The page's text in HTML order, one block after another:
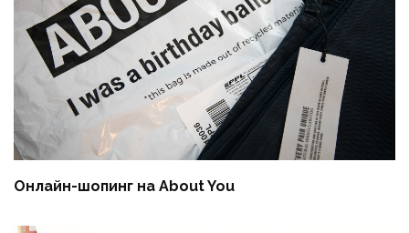
Онлайн-шопинг на About You